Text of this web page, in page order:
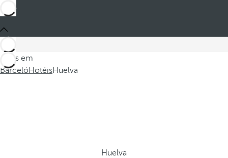
Estes em
BarcelóHotéisHuelva
Huelva